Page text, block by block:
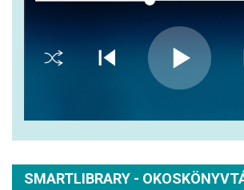
SMARTLIBRARY -